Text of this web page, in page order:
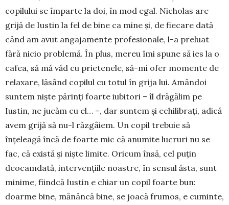
copilului se împarte la doi, în mod egal. Ni­cholas are
grijă de Iustin la fel de bine ca mine şi, de fiecare dată
când am avut angajamente profe­sio­nale, l-a preluat
fără nicio problemă. În plus, mereu îmi spune să ies la o
cafea, să mă văd cu prietenele, să-mi ofer momente de
relaxare, lă­sând copilul cu totul în grija lui. Amândoi
suntem nişte părinţi foarte iubitori – îl drăgălim pe
Iustin, ne jucăm cu el… –, dar suntem și echi­li­braţi, adică
avem grijă să nu-l răzgâiem. Un co­pil trebuie să
înţeleagă încă de foarte mic că anu­mite lucruri nu se
fac, că există şi nişte limite. Ori­cum însă, cel puţin
deocamdată, intervenţiile noastre, în sensul ăsta, sunt
minime, fiindcă Ius­tin e chiar un copil foarte bun:
doarme bine, mă­nâncă bine, se joacă frumos, e cuminte,